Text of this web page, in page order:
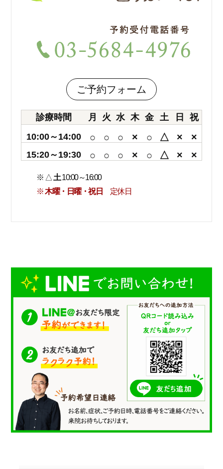
ご予約フォーム
診療時間 月 火 水 木 金 土 日
祝
10:00～14:00
○ ○ ○ × ○ △ × ×
15:20～19:30 ○ ○ ○ × ○ △ × ×
※ △ 土10:00～16:00
※木曜・日曜・祝日 定休日